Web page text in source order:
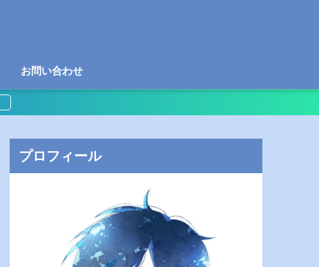
お問い合わせ
プロフィール